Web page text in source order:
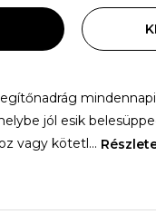
jól esik
vagy kötetl...